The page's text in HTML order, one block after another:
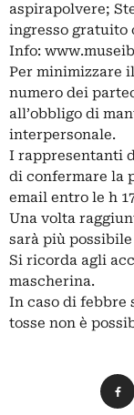
aspirapolvere;
ingresso gratuito
Info:
Per minimizzare
numero dei
all’obbligo di
interpersonale.
I rappresentanti
di confermare la
email entro le h
Una volta
sarà più
Si ricorda agli
mascherina.
In caso di febbre
tosse non è